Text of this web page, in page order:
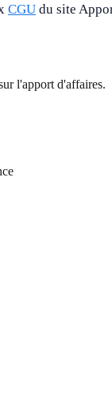
CGU du site
l'apport d'affaires.